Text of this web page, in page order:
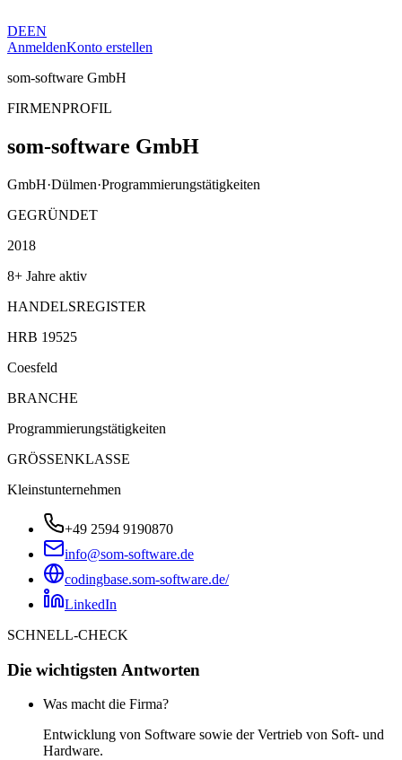
DEEN
AnmeldenKonto erstellen
som-software GmbH
FIRMENPROFIL
som-software GmbH
GmbH·Dülmen·Programmierungstätigkeiten
GEGRÜNDET
2018
8+ Jahre aktiv
HANDELSREGISTER
HRB 19525
Coesfeld
BRANCHE
Programmierungstätigkeiten
GRÖSSENKLASSE
Kleinstunternehmen
+49 2594 9190870
info@som-software.de
codingbase.som-software.de/
LinkedIn
SCHNELL-CHECK
Die wichtigsten Antworten
Was macht die Firma?
Entwicklung von Software sowie der Vertrieb von Soft- und
Hardware.